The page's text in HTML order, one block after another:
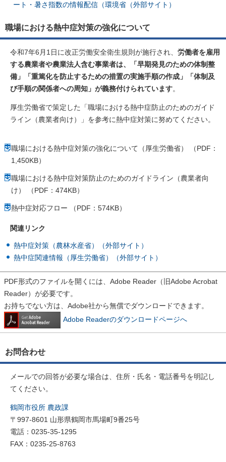
ート・暑さ指数の情報配信（環境省（外部サイト）
職場における熱中症対策の強化について
令和7年6月1日に改正労働安全衛生規則が施行され、 労働者を雇用
する農業者や農業法人含む事業者は、「早期発見のための体制整
備」「重篤化を防止するための措置の実施手順の作成」「体制及
び手順の関係者への周知」が義務付けられています。
厚生労働省で策定した「職場における熱中症防止のためのガイド
ライン（農業者向け）」を参考に熱中症対策に努めてください。
職場における熱中症対策の強化について（厚生労働省） （PDF：
1,450KB）
職場における熱中症対策防止のためのガイドライン（農業者向
け） （PDF：474KB）
熱中症対応フロー （PDF：574KB）
関連リンク
熱中症対策（農林水産省）（外部サイト）
熱中症関連情報（厚生労働省）（外部サイト）
PDF形式のファイルを開くには、Adobe Reader（旧Adobe Acrobat
Reader）が必要です。
お持ちでない方は、Adobe社から無償でダウンロードできます。
Adobe Readerのダウンロードページへ
お問合わせ
メールでの回答が必要な場合は、住所・氏名・電話番号を明記し
てください。
鶴岡市役所 農政課
〒997-8601 山形県鶴岡市馬場町9番25号
電話：0235-35-1295
FAX：0235-25-8763